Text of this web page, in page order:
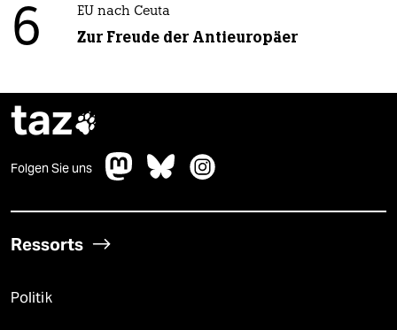
6 EU nach Ceuta
Zur Freude der Antieuropäer
taz
Folgen Sie uns
Ressorts
Politik